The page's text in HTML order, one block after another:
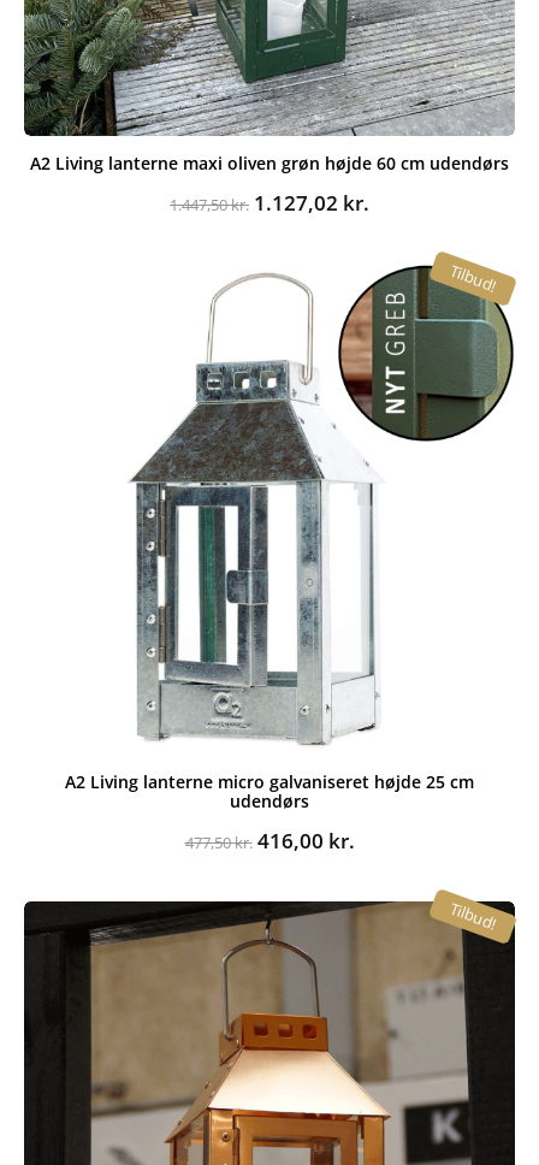
A2 Living lanterne maxi oliven grøn højde 60 cm udendørs
1.447,50kr. Den
var:
1.447,50 kr..
1.127,02 kr.
er:
1.127,02 kr..
Tilbud!
A2 Living lanterne micro galvaniseret højde 25 cm
udendørs
477,50kr. Den
var:
477,50 kr..
416,00 kr.
er:
416,00 kr..
Tilbud!